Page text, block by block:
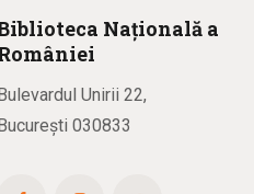
Națională a
omâniei
Bulevardul Unirii 22,
București 030833